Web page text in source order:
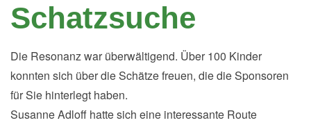
Schatzsuche
Die Resonanz war überwältigend. Über 100 Kinder
konnten sich über die Schätze freuen, die die Sponsoren
für Sie hinterlegt haben.
Susanne Adloff hatte sich eine interessante Route